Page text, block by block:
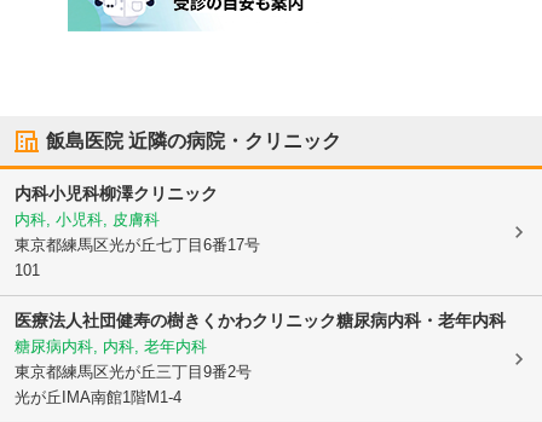
飯島医院近隣の病院・クリニック
内科小児科柳澤クリニック
内科, 小児科, 皮膚科
東京都練馬区光が丘七丁目6番17号
101
医療法人社団健寿の樹きくかわクリニック糖尿病内科・老年内科
糖尿病内科, 内科, 老年内科
東京都練馬区光が丘三丁目9番2号
光が丘IMA南館1階M1-4